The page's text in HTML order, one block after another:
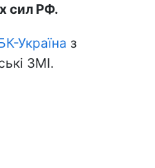
сил РФ.
Україна з
ЗМІ.